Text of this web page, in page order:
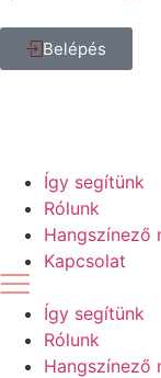
Belépés
Így segítünk
Rólunk
Hangszínező
Kapcsolat
Így segítünk
Rólunk
Hangszínező